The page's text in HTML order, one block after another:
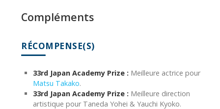
Compléments
RÉCOMPENSE(S)
33rd Japan Academy Prize : Meilleure actrice pour
Matsu Takako.
33rd Japan Academy Prize : Meilleure direction
artistique pour Taneda Yohei & Yauchi Kyoko.